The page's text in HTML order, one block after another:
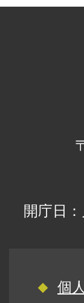
開庁日
個